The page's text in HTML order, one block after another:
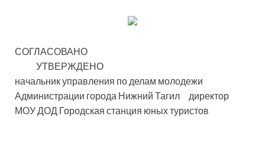
СОГЛАСОВАНО
УТВЕРЖДЕНО
начальник управления по делам молодежи
Администрации города Нижний Тагил директор
МОУ ДОД Городская станция юных туристов